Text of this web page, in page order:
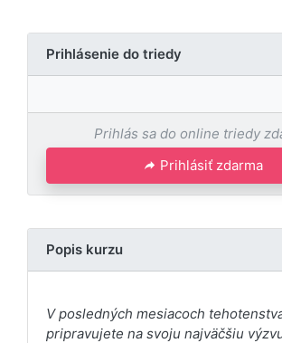
Prihlásenie do triedy
Prihlás sa do online triedy
Prihlásiť zdarma
Popis kurzu
V posledných mesiacoch
pripravujete na svoju najväčšiu